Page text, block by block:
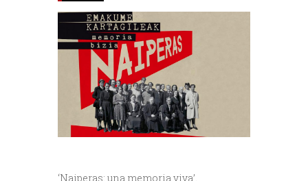
‘Naiperas: una memoria viva’.